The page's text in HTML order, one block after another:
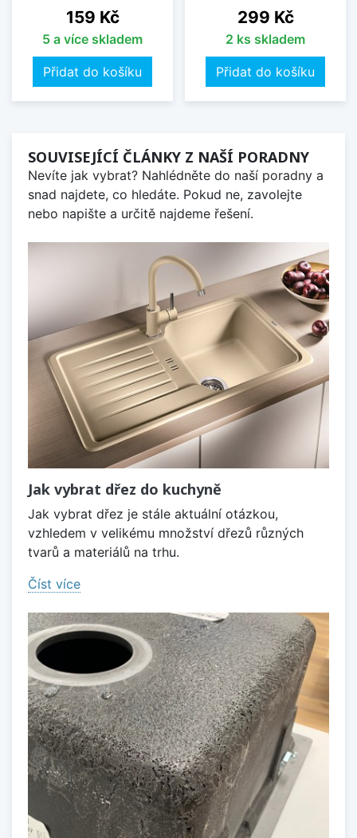
Cena
159 Kč
5 a více skladem
Přidat do košíku
Cena
299 Kč
2 ks skladem
Přidat do košíku
SOUVISEJÍCÍ ČLÁNKY Z NAŠÍ PORADNY
Nevíte jak vybrat? Nahlédněte do naší poradny a
snad najdete, co hledáte. Pokud ne, zavolejte
nebo napište a určitě najdeme řešení.
Jak vybrat dřez do kuchyně
Jak vybrat dřez je stále aktuální otázkou,
vzhledem v velikému množství dřezů různých
tvarů a materiálů na trhu.
Číst více